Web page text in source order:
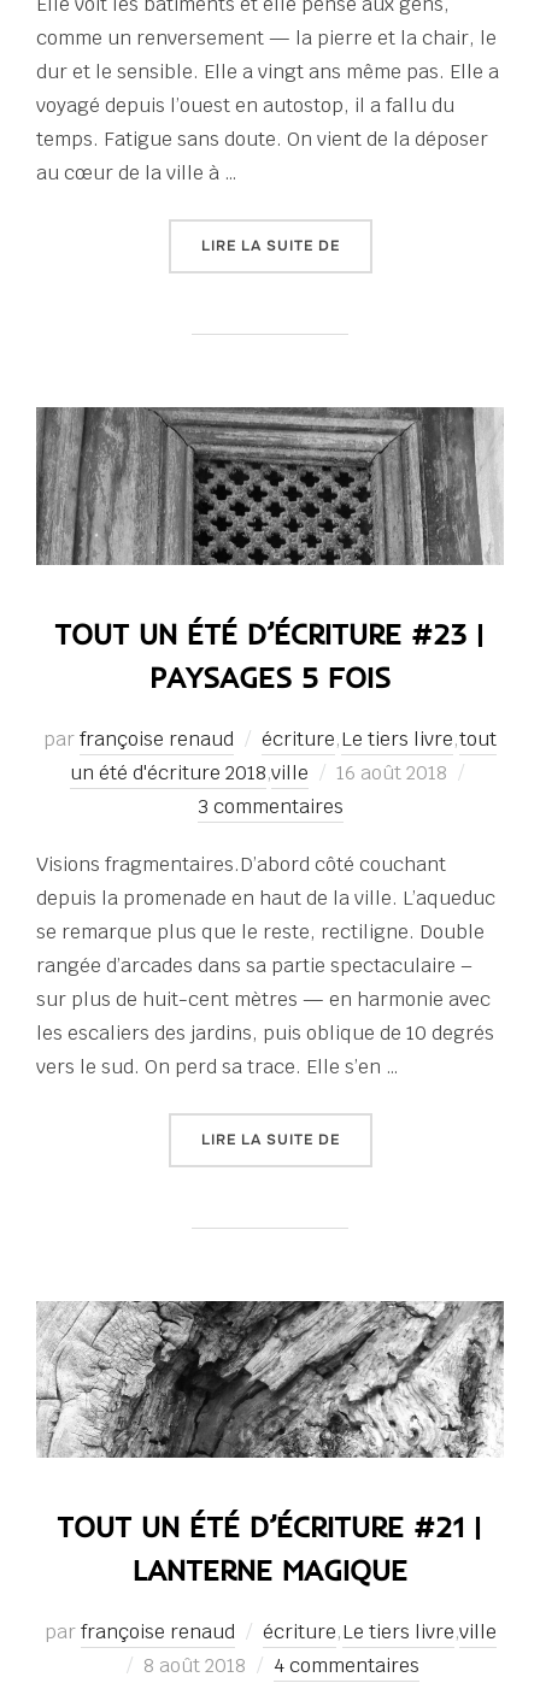
comme un renversement — la pierre et la chair, le
dur et le sensible. Elle a vingt ans même pas. Elle a
voyagé depuis l’ouest en autostop, il a fallu du
temps. Fatigue sans doute. On vient de la déposer
au cœur de la ville à …
LIRE LA SUITE DE« TOUT UN ÉTÉ
TOUT UN ÉTÉ D’ÉCRITURE #23 |
PAYSAGES 5 FOIS
parfrançoise renaud écriture,Le tiers livre,tout
un été d'écriture 2018,ville
Publié
le
16 août 2018
3 commentaires
Visions fragmentaires.D’abord côté couchant
depuis la promenade en haut de la ville. L’aqueduc
se remarque plus que le reste, rectiligne. Double
rangée d’arcades dans sa partie spectaculaire –
sur plus de huit-cent mètres — en harmonie avec
les escaliers des jardins, puis oblique de 10 degrés
vers le sud. On perd sa trace. Elle s’en …
LIRE LA SUITE DE« TOUT UN ÉTÉ
TOUT UN ÉTÉ D’ÉCRITURE #21 |
LANTERNE MAGIQUE
parfrançoise renaud écriture,Le tiers livre,ville
Publié
8 août 2018 4 commentaires